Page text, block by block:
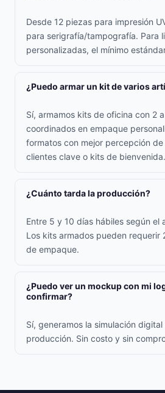
Desde 12 piezas para impresión
para serigrafía/tampografía. Para
personalizadas, el mínimo
¿Puedo armar un kit de varios
Sí, armamos kits de oficina con 2
coordinados en empaque
formatos con mejor percepción
clientes clave o kits de bienvenida.
¿Cuánto tarda la producción?
Entre 5 y 10 días hábiles según el
Los kits armados pueden requerir
de empaque.
¿Puedo ver un mockup con mi
confirmar?
Sí, generamos la simulación
producción. Sin costo y sin